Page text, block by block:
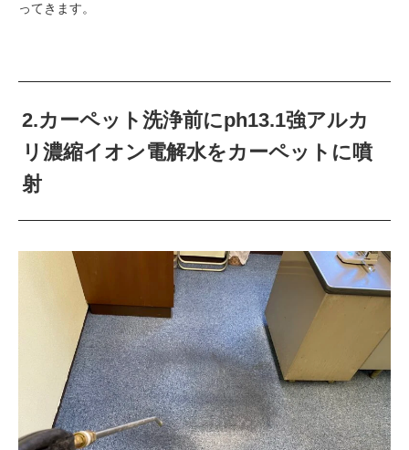
ってきます。
2.カーペット洗浄前にph13.1強アルカ
リ濃縮イオン電解水をカーペットに噴
射